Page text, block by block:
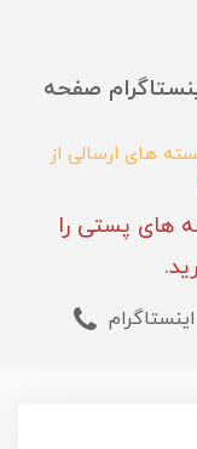
صفحه
های ارسالی از
های پستی را